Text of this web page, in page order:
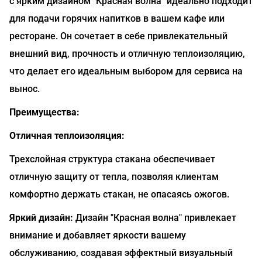
для подачи горячих напитков в вашем кафе или
ресторане. Он сочетает в себе привлекательный
внешний вид, прочность и отличную теплоизоляцию,
что делает его идеальным выбором для сервиса на
вынос.
Преимущества:
Отличная теплоизоляция:
Трехслойная структура стакана обеспечивает
отличную защиту от тепла, позволяя клиентам
комфортно держать стакан, не опасаясь ожогов.
Яркий дизайн: Дизайн "Красная волна" привлекает
внимание и добавляет яркости вашему
обслуживанию, создавая эффектный визуальный